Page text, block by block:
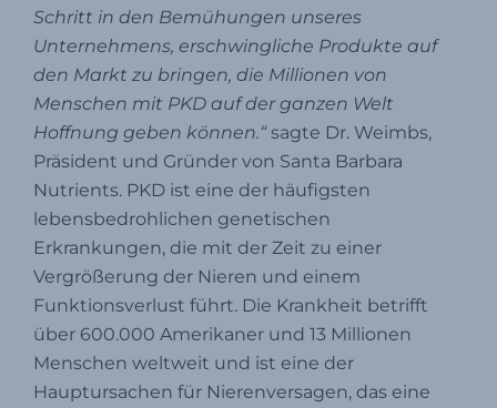
Schritt in den Bemühungen unseres
Unternehmens, erschwingliche Produkte auf
den Markt zu bringen, die Millionen von
Menschen mit PKD auf der ganzen Welt
Hoffnung geben können.“ sagte Dr. Weimbs,
Präsident und Gründer von Santa Barbara
Nutrients. PKD ist eine der häufigsten
lebensbedrohlichen genetischen
Erkrankungen, die mit der Zeit zu einer
Vergrößerung der Nieren und einem
Funktionsverlust führt. Die Krankheit betrifft
über 600.000 Amerikaner und 13 Millionen
Menschen weltweit und ist eine der
Hauptursachen für Nierenversagen, das eine